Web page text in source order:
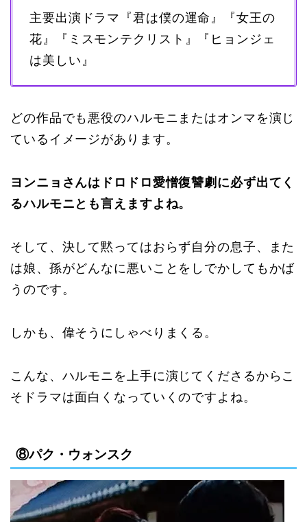
主要出演ドラマ『君は僕の運命』『女王の
花』『ミスモンテクリスト』『ヒョンジェ
は美しい』
どの作品でも悪役のハルモニまたはオンマを演じ
ているイメージがあります。
ヨンニョさんはドロドロ愛憎復讐劇に必ず出てく
るハルモニとも言えますよね。
そして、決して黙ってはおらず自分の息子、また
は娘、孫がどんなに悪いことをしでかしてもかば
うのです。
しかも、偉そうにしゃべりまくる。
こんな、ハルモニを上手に演じてくださるからこ
そドラマは面白くなっていくのですよね。
⑧パク・ウォンスク